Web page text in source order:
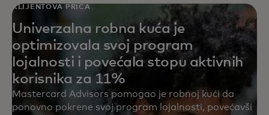
KLIJENTOVA PRIČA
Univerzalna robna kuća je
optimizovala svoj program
lojalnosti i povećala stopu aktivnih
korisnika za 11%
Mastercard Advisors pomogao je robnoj kući da
ponovno pokrene svoj program lojalnosti, povećavši